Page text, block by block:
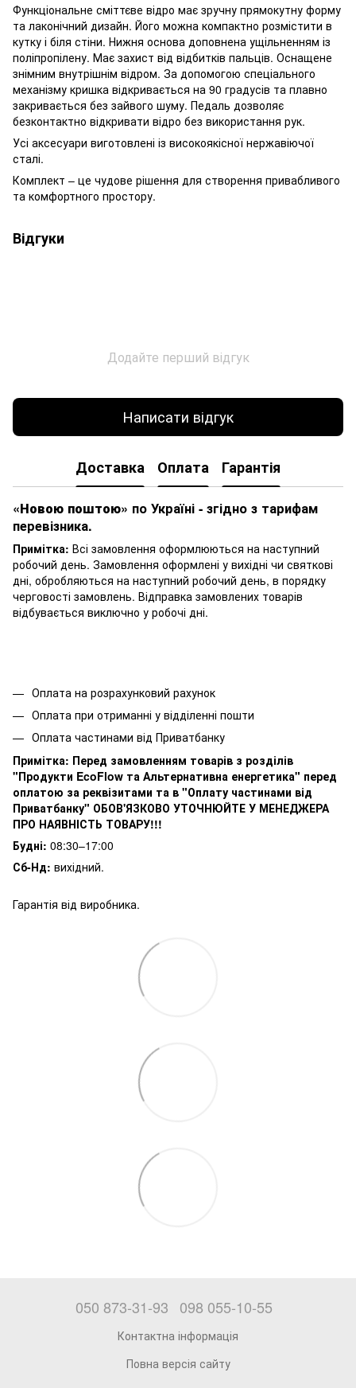
Функціональне сміттєве відро має зручну прямокутну форму
та лаконічний дизайн. Його можна компактно розмістити в
кутку і біля стіни. Нижня основа доповнена ущільненням із
поліпропілену. Має захист від відбитків пальців. Оснащене
знімним внутрішнім відром. За допомогою спеціального
механізму кришка відкривається на 90 градусів та плавно
закривається без зайвого шуму. Педаль дозволяє
безконтактно відкривати відро без використання рук.
Усі аксесуари виготовлені із високоякісної нержавіючої
сталі.
Комплект – це чудове рішення для створення привабливого
та комфортного простору.
Відгуки
Додайте перший відгук
Написати відгук
Доставка Оплата Гарантія
«Новою поштою» по Україні - згідно з тарифам
перевізника.
Примітка: Всі замовлення оформлюються на наступний
робочий день. Замовлення оформлені у вихідні чи святкові
дні, обробляються на наступний робочий день, в порядку
черговості замовлень. Відправка замовлених товарів
відбувається виключно у робочі дні.
Оплата на розрахунковий рахунок
Оплата при отриманні у відділенні пошти
Оплата частинами від Приватбанку
Примітка: Перед замовленням товарів з розділів
"Продукти EcoFlow та Альтернативна енергетика" перед
оплатою за реквізитами та в "Оплату частинами від
Приватбанку" ОБОВ'ЯЗКОВО УТОЧНЮЙТЕ У МЕНЕДЖЕРА
ПРО НАЯВНІСТЬ ТОВАРУ!!!
Будні: 08:30–17:00
Сб-Нд: вихідний.
Гарантія від виробника.
050 873-31-93 098 055-10-55
Контактна інформація
Повна версія сайту